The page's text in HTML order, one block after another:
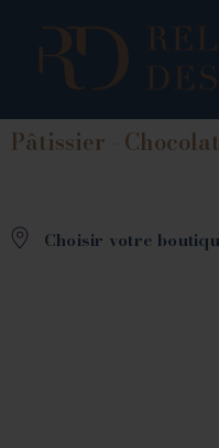
Pâtissier -
Choisir votre